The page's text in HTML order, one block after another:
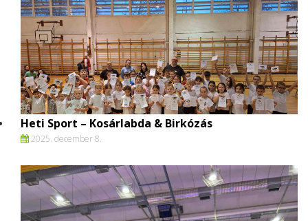
Heti Sport – Kosárlabda & Birkózás
2025. december 8.